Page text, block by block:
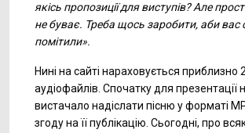
якісь пропозиції для виступів? Але
не буває. Треба щось заробити, аби вас
помітили».
Нині на сайті нараховується приблизно
аудіофайлів. Спочатку для презентації
вистачало надіслати пісню у форматі
згоду на її публікацію. Сьогодні, про